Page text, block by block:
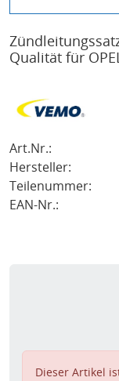
Qualität für
Art.Nr.:
Hersteller:
Teilenummer:
EAN-Nr.:
Dieser Artikel